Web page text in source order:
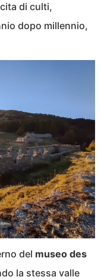
di culti,
dopo millennio,
del museo des
la stessa valle